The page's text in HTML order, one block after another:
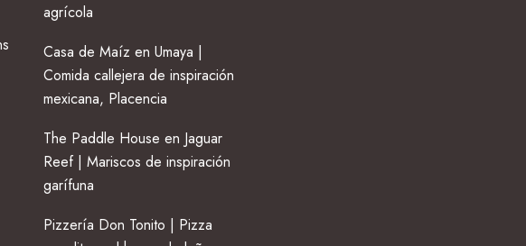
agrícola
Casa de Maíz en Umaya |
Comida callejera de inspiración
mexicana, Placencia
The Paddle House en Jaguar
Reef | Mariscos de inspiración
garífuna
Pizzería Don Tonito | Pizza